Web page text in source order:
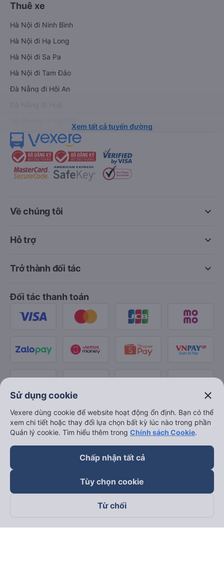
Thuê xe
Hà Nội đi Ninh Bình
Hà Nội đi Hạ Long
Hà Nội đi Sa Pa
Hà Nội đi Tam Đảo
Đà Nẵng đi Hội An
Xem tất cả tuyến đường
keyboard_arrow_down
Về chúng tôi
keyboard_arrow_down
Hỗ trợ
keyboard_arrow_down
Trở thành đối tác
Đối tác thanh toán
Theo dõi chúng tôi trên
Sử dụng cookie close
Vexere dùng cookie để website hoạt động ổn định. Bạn có thể
xem chi tiết hoặc thay đổi lựa chọn bất kỳ lúc nào trong phần
Quản lý cookie. Tìm hiểu thêm trong Chính sách Cookie.
Chấp nhận tất cả
Tùy chọn cookie
Từ chối